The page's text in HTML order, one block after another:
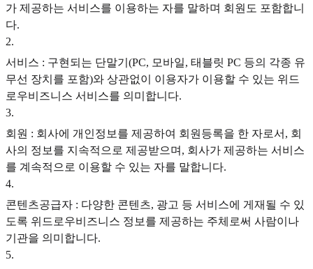
가 제공하는 서비스를 이용하는 자를 말하며 회원도 포함합니
다.
2.
서비스 : 구현되는 단말기(PC, 모바일, 태블릿 PC 등의 각종 유
무선 장치를 포함)와 상관없이 이용자가 이용할 수 있는 위드
로우비즈니스 서비스를 의미합니다.
3.
회원 : 회사에 개인정보를 제공하여 회원등록을 한 자로서, 회
사의 정보를 지속적으로 제공받으며, 회사가 제공하는 서비스
를 계속적으로 이용할 수 있는 자를 말합니다.
4.
콘텐츠공급자 : 다양한 콘텐츠, 광고 등 서비스에 게재될 수 있
도록 위드로우비즈니스 정보를 제공하는 주체로써 사람이나
기관을 의미합니다.
5.